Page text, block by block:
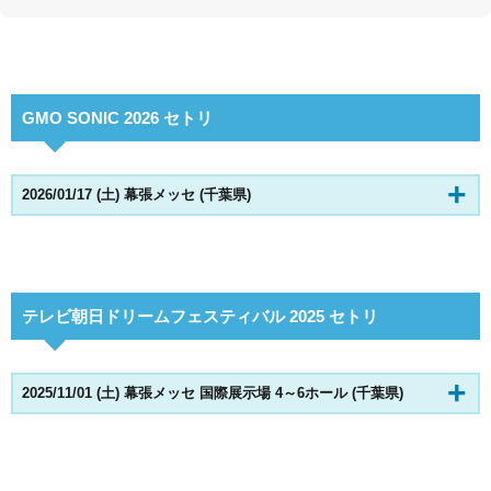
GMO SONIC 2026 セトリ
2026/01/17 (土) 幕張メッセ (千葉県)
テレビ朝日ドリームフェスティバル 2025 セトリ
2025/11/01 (土) 幕張メッセ 国際展示場 4～6ホール (千葉県)